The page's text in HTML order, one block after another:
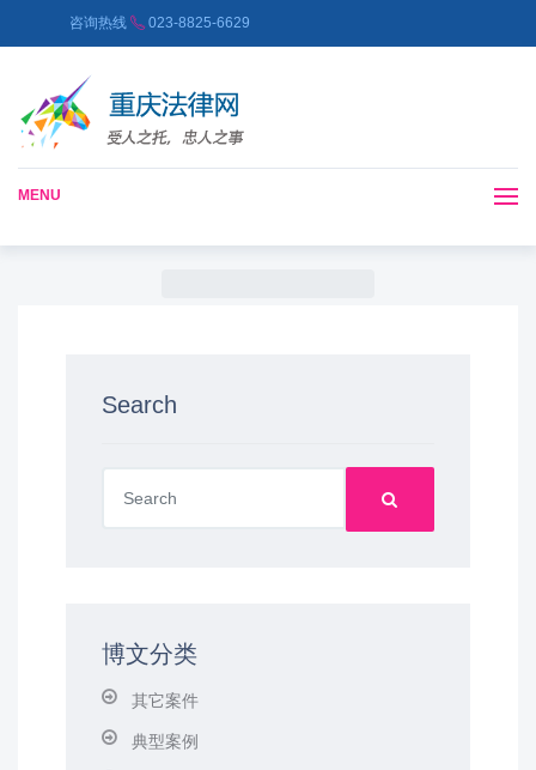
咨询热线 023-8825-6629
MENU
Search
博文分类
其它案件
典型案例